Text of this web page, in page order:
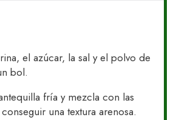
el azúcar, la sal y el polvo de
bol.
fría y mezcla con las
una textura arenosa.